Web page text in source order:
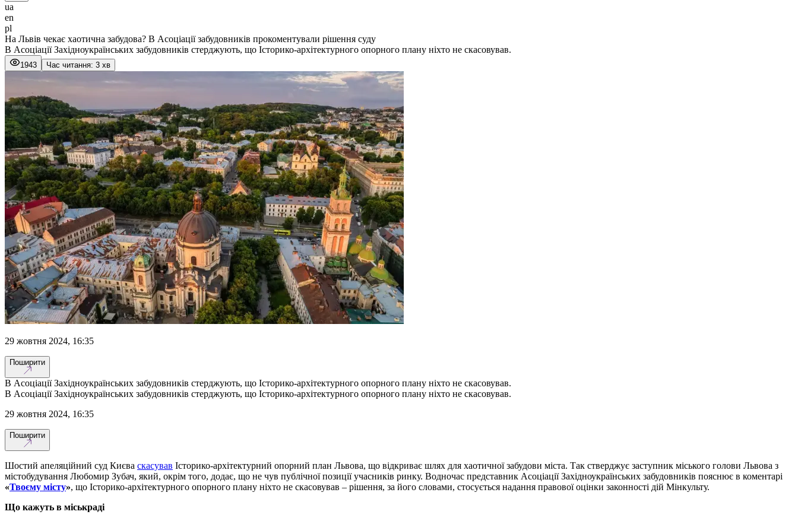
ua
en
pl
На Львів чекає хаотична забудова? В Асоціації забудовників прокоментували рішення суду
В Асоціації Західноукраїнських забудовників стерджують, що Історико-архітектурного опорного плану ніхто не скасовував.
1943 Час читання: 3 хв
29 жовтня 2024, 16:35
Поширити
В Асоціації Західноукраїнських забудовників стерджують, що Історико-архітектурного опорного плану ніхто не скасовував.
В Асоціації Західноукраїнських забудовників стерджують, що Історико-архітектурного опорного плану ніхто не скасовував.
29 жовтня 2024, 16:35
Поширити
Шостий апеляційний суд Києва скасував Історико-архітектурний опорний план Львова, що відкриває шлях для хаотичної забудови міста. Так стверджує заступник міського голови Львова з
містобудування Любомир Зубач, який, окрім того, додає, що не чув публічної позиції учасників ринку. Водночас представник Асоціації Західноукраїнських забудовників пояснює в коментарі
«Твоєму місту», що Історико-архітектурного опорного плану ніхто не скасовував – рішення, за його словами, стосується надання правової оцінки законності дій Мінкульту.
Що кажуть в міськраді